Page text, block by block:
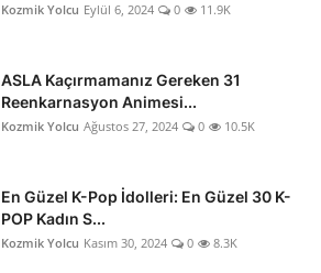
Kozmik Yolcu Eylül 6, 2024 0 11.9K
ASLA Kaçırmamanız Gereken 31
Reenkarnasyon Animesi...
Kozmik Yolcu Ağustos 27, 2024 0 10.5K
En Güzel K-Pop İdolleri: En Güzel 30 K-
POP Kadın S...
Kozmik Yolcu Kasım 30, 2024 0 8.3K